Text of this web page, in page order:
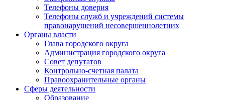
Телефоны доверия
Телефоны служб и учреждений системы
правонарушений несовершеннолетних
Органы власти
Глава городского округа
Администрация городcкого округа
Совет депутатов
Контрольно-счетная палата
Правоохранительные органы
Сферы деятельности
Образование